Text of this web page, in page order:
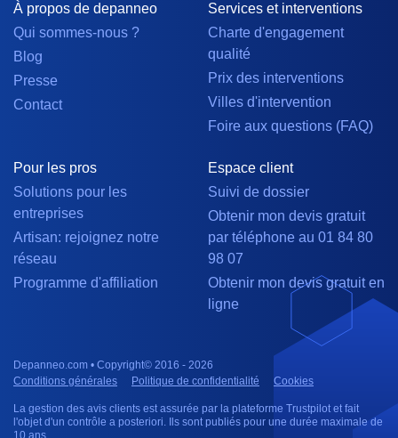
À propos de depanneo
Qui sommes-nous ?
Blog
Presse
Contact
Services et interventions
Charte d'engagement
qualité
Prix des interventions
Villes d'intervention
Foire aux questions (FAQ)
Pour les pros
Solutions pour les
entreprises
Artisan: rejoignez notre
réseau
Programme d'affiliation
Espace client
Suivi de dossier
Obtenir mon devis gratuit
par téléphone au 01 84 80
98 07
Obtenir mon devis gratuit en
ligne
Depanneo.com • Copyright© 2016 - 2026
Conditions générales
Politique de confidentialité Cookies
La gestion des avis clients est assurée par la plateforme Trustpilot et fait
l'objet d'un contrôle a posteriori. Ils sont publiés pour une durée maximale de